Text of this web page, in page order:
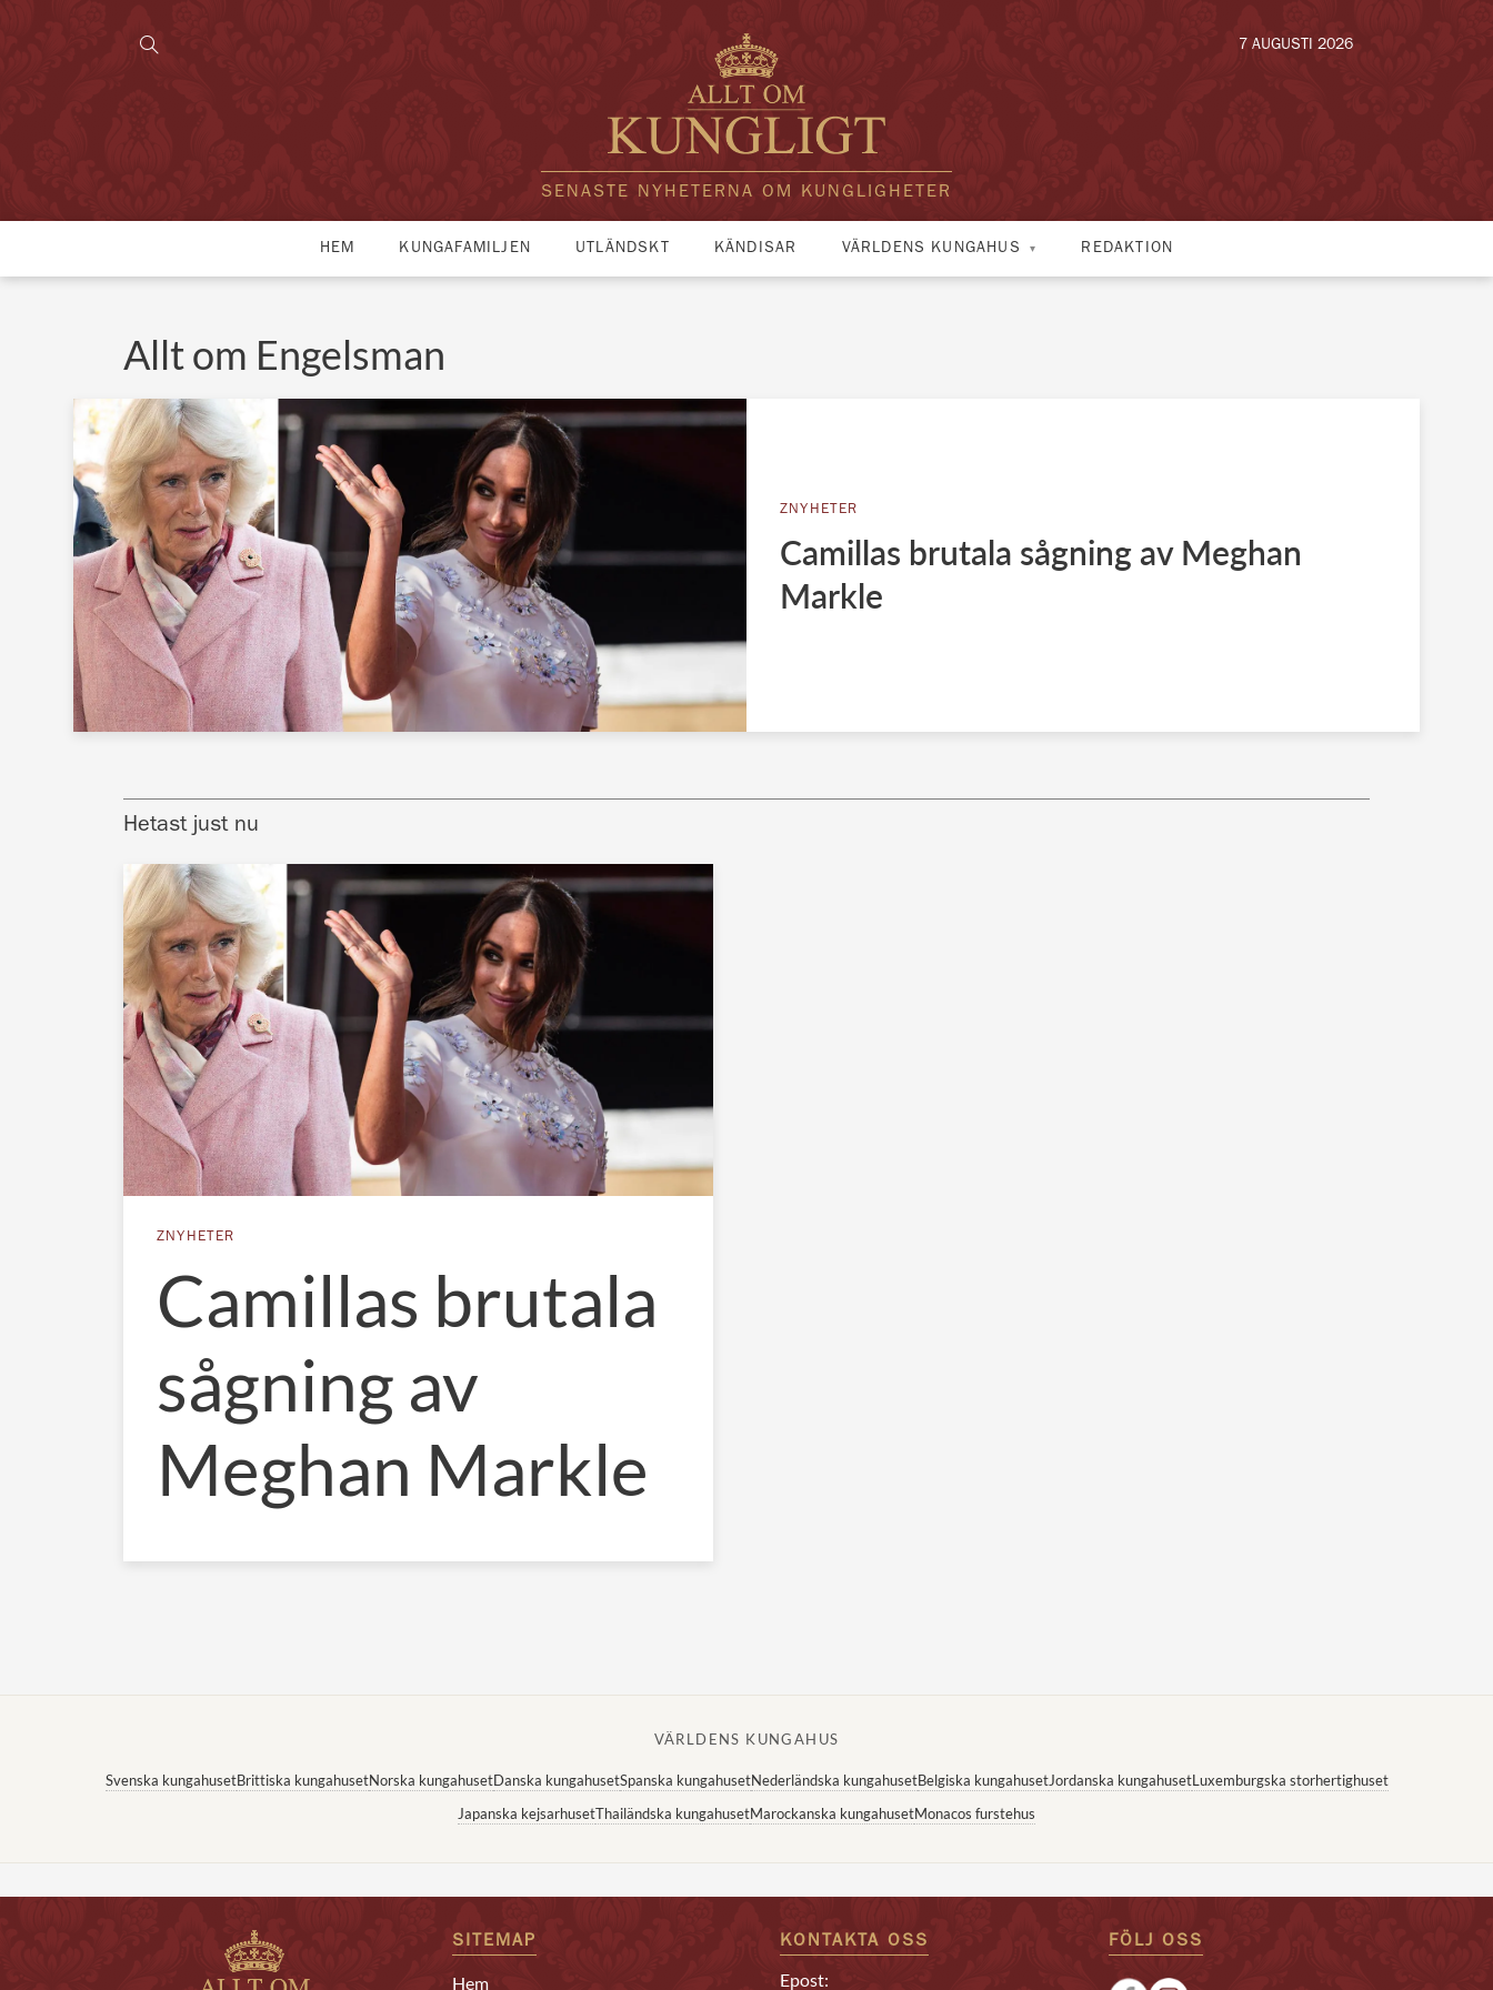
SENASTE NYHETERNA OM KUNGLIGHETER
7 AUGUSTI 2026
HEM KUNGAFAMILJEN UTLÄNDSKT KÄNDISAR VÄRLDENS KUNGAHUS REDAKTION
Allt om Engelsman
ZNYHETER
Camillas brutala sågning av Meghan
Markle
Hetast just nu
ZNYHETER
Camillas brutala
sågning av
Meghan Markle
VÄRLDENS KUNGAHUS
Svenska kungahusetBrittiska kungahusetNorska kungahusetDanska kungahusetSpanska kungahusetNederländska kungahusetBelgiska kungahusetJordanska kungahusetLuxemburgska storhertighuset
Japanska kejsarhusetThailändska kungahusetMarockanska kungahusetMonacos furstehus
SITEMAP
Hem
KONTAKTA OSS
Epost:
FÖLJ OSS